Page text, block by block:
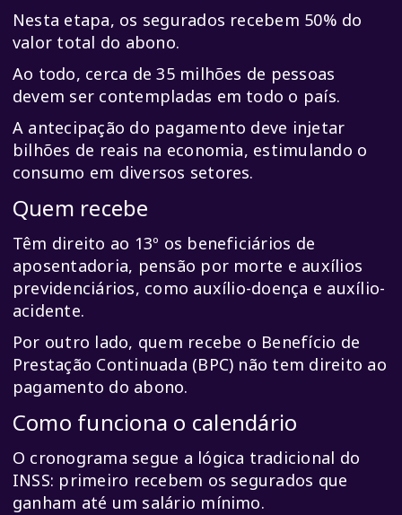
Nesta etapa, os segurados recebem 50% do
valor total do abono.
Ao todo, cerca de 35 milhões de pessoas
devem ser contempladas em todo o país.
A antecipação do pagamento deve injetar
bilhões de reais na economia, estimulando o
consumo em diversos setores.
Quem recebe
Têm direito ao 13º os beneficiários de
aposentadoria, pensão por morte e auxílios
previdenciários, como auxílio-doença e auxílio-
acidente.
Por outro lado, quem recebe o Benefício de
Prestação Continuada (BPC) não tem direito ao
pagamento do abono.
Como funciona o calendário
O cronograma segue a lógica tradicional do
INSS: primeiro recebem os segurados que
ganham até um salário mínimo.